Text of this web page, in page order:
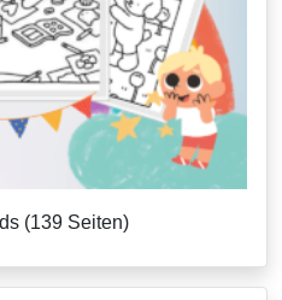
(139 Seiten)